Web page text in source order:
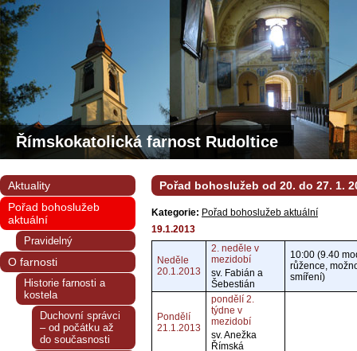
Římskokatolická farnost Rudoltice
Pořad bohoslužeb od 20. do 27. 1.
Kategorie: Pořad bohoslužeb aktuální
19.1.2013
Neděle
20.1.2013
2. neděle v
mezidobí
sv. Fabián a
Šebestián
10:00 (9.40
růžence,
smíření)
Pondělí
21.1.2013
pondělí 2.
týdne v
mezidobí
sv. Anežka
Římská
Aktuality
Pořad bohoslužeb
aktuální
Pravidelný
O farnosti
Historie farnosti a
kostela
Duchovní správci
– od počátku až
do současnosti